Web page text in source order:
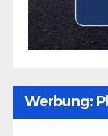
Werbung: